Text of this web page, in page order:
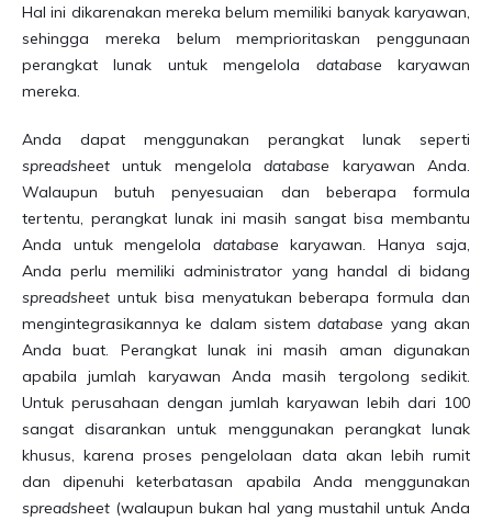
Hal ini dikarenakan mereka belum memiliki banyak karyawan,
sehingga mereka belum memprioritaskan penggunaan
perangkat lunak untuk mengelola database karyawan
mereka.
Anda dapat menggunakan perangkat lunak seperti
spreadsheetuntuk mengeloladatabase karyawan Anda.
Walaupun butuh penyesuaian dan beberapa formula
tertentu, perangkat lunak ini masih sangat bisa membantu
Anda untuk mengelola database karyawan. Hanya saja,
Anda perlu memiliki administrator yang handal di bidang
spreadsheet untuk bisa menyatukan beberapa formula dan
mengintegrasikannya ke dalam sistemdatabase yang akan
Anda buat. Perangkat lunak ini masih aman digunakan
apabila jumlah karyawan Anda masih tergolong sedikit.
Untuk perusahaan dengan jumlah karyawan lebih dari 100
sangat disarankan untuk menggunakan perangkat lunak
khusus, karena proses pengelolaan data akan lebih rumit
dan dipenuhi keterbatasan apabila Anda menggunakan
spreadsheet (walaupun bukan hal yang mustahil untuk Anda